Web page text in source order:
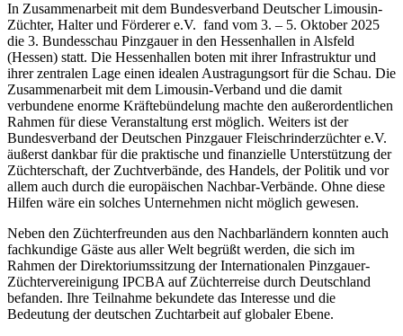
In Zusammenarbeit mit dem Bundesverband Deutscher Limousin-
Züchter, Halter und Förderer e.V. fand vom 3. – 5. Oktober 2025
die 3. Bundesschau Pinzgauer in den Hessenhallen in Alsfeld
(Hessen) statt. Die Hessenhallen boten mit ihrer Infrastruktur und
ihrer zentralen Lage einen idealen Austragungsort für die Schau. Die
Zusammenarbeit mit dem Limousin-Verband und die damit
verbundene enorme Kräftebündelung machte den außerordentlichen
Rahmen für diese Veranstaltung erst möglich. Weiters ist der
Bundesverband der Deutschen Pinzgauer Fleischrinderzüchter e.V.
äußerst dankbar für die praktische und finanzielle Unterstützung der
Züchterschaft, der Zuchtverbände, des Handels, der Politik und vor
allem auch durch die europäischen Nachbar-Verbände. Ohne diese
Hilfen wäre ein solches Unternehmen nicht möglich gewesen.
Neben den Züchterfreunden aus den Nachbarländern konnten auch
fachkundige Gäste aus aller Welt begrüßt werden, die sich im
Rahmen der Direktoriumssitzung der Internationalen Pinzgauer-
Züchtervereinigung IPCBA auf Züchterreise durch Deutschland
befanden. Ihre Teilnahme bekundete das Interesse und die
Bedeutung der deutschen Zuchtarbeit auf globaler Ebene.